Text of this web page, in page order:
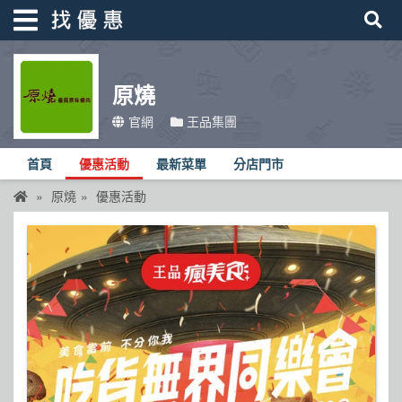
原燒
官網 王品集團
首頁 優惠活動 最新菜單 分店門市
原燒 優惠活動
找優惠
首頁
優惠活動
折價卷
線上DM
找菜單
品牌總覽